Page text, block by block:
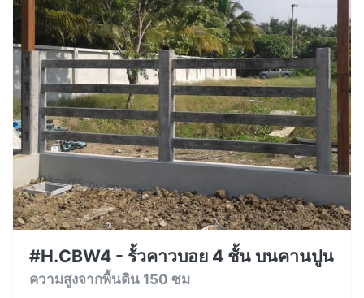
#H.CBW4 - รั้วคาวบอย 4 ชั้น บนคานปูน
ความสูงจากพื้นดิน 150 ซม